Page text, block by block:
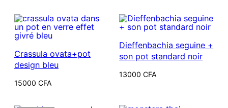
Crassula ovata+pot
design bleu
15000 CFA
Dieffenbachia seguine +
son pot standard noir
13000CFA